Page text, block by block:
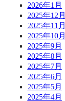
2026年1月
2025年12月
2025年11月
2025年10月
2025年9月
2025年8月
2025年7月
2025年6月
2025年5月
2025年4月